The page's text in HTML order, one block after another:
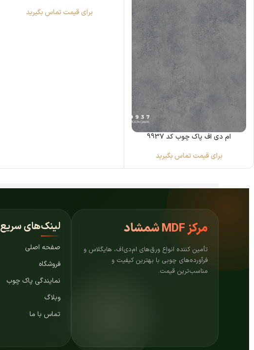
ام دی اف پاک چوب کد 9937
برای قیمت تماس بگیرید
برای قیمت تماس بگیرید
مرکزMDF شمشاد
تأمین کننده انواع ورق‌های ام‌دی‌اف، هایگلاس و
فرآورده‌های چوبی با بهترین کیفیت و
مناسب‌ترین قیمت.
لینک‌های سریع
صفحه اصلی
فروشگاه
نمایندگی پاک چوب
وبلاگ
تماس با ما